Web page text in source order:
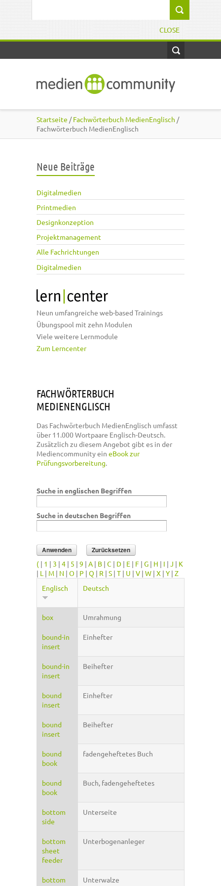
CLOSE
Startseite /Fachwörterbuch MedienEnglisch /
Fachwörterbuch MedienEnglisch
Neue Beiträge
Digitalmedien
Printmedien
Designkonzeption
Projektmanagement
Alle Fachrichtungen
Digitalmedien
Neun umfangreiche web-based Trainings
Übungspool mit zehn Modulen
Viele weitere Lernmodule
Zum Lerncenter
FACHWÖRTERBUCH
MEDIENENGLISCH
Das Fachwörterbuch MedienEnglisch umfasst
über 11.000 Wortpaare Englisch-Deutsch.
Zusätzlich zu diesem Angebot gibt es in der
Mediencommunity ein eBook zur
Prüfungsvorbereitung.
Suche in englischen Begriffen
Suche in deutschen Begriffen
( | 1 | 3 | 4 | 5 | 9 | A | B | C | D | E | F | G | H | I | J | K
| L | M | N | O | P | Q | R | S | T | U | V | W | X | Y | Z
Englisch
Deutsch
box Umrahmung
bound-in
insert
Einhefter
bound-in
insert
Beihefter
bound
insert
Einhefter
bound
insert
Beihefter
bound
book
fadengeheftetes Buch
bound
book
Buch, fadengeheftetes
bottom
side
Unterseite
bottom
sheet
feeder
Unterbogenanleger
bottom
Unterwalze